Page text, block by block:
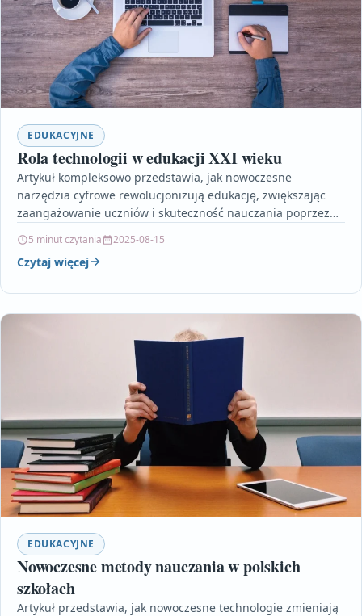
EDUKACYJNE
Rola technologii w edukacji XXI wieku
Artykuł kompleksowo przedstawia, jak nowoczesne
narzędzia cyfrowe rewolucjonizują edukację, zwiększając
zaangażowanie uczniów i skuteczność nauczania poprzez
learning…
5 minut czytania 2025-08-15
Czytaj więcej
EDUKACYJNE
Nowoczesne metody nauczania w polskich
szkołach
Artykuł przedstawia, jak nowoczesne technologie zmieniają